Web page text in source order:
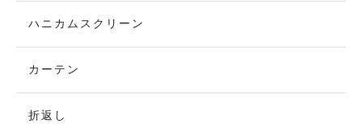
ハニカムスクリーン
カーテン
折返し